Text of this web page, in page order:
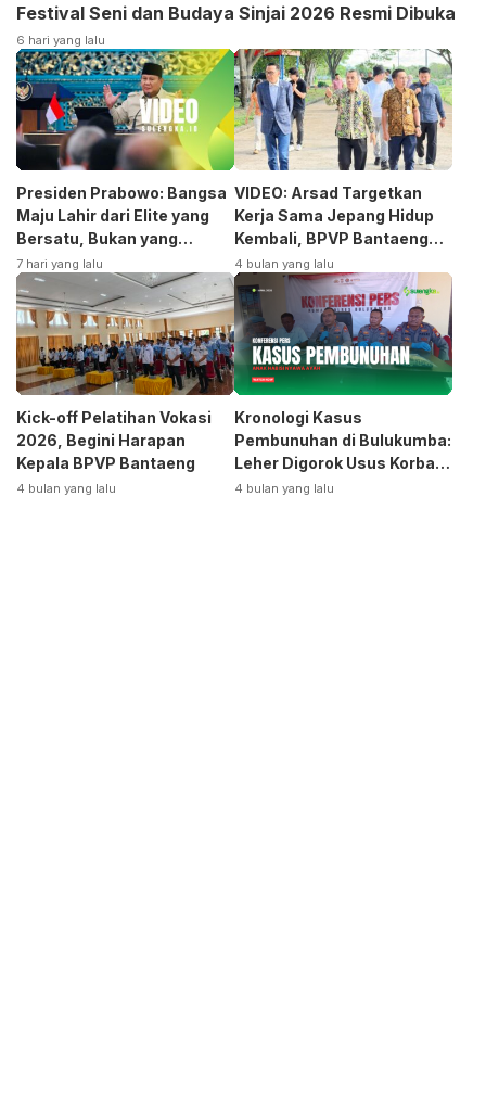
Festival Seni dan Budaya Sinjai 2026 Resmi Dibuka
6 hari yang lalu
Presiden Prabowo: Bangsa
Maju Lahir dari Elite yang
Bersatu, Bukan yang
Terpecah
7 hari yang lalu
VIDEO: Arsad Targetkan
Kerja Sama Jepang Hidup
Kembali, BPVP Bantaeng
Siap Bangkitkan Jurusan
Otomotif
4 bulan yang lalu
Kick-off Pelatihan Vokasi
2026, Begini Harapan
Kepala BPVP Bantaeng
4 bulan yang lalu
Kronologi Kasus
Pembunuhan di Bulukumba:
Leher Digorok Usus Korban
Dikeluarkan
4 bulan yang lalu